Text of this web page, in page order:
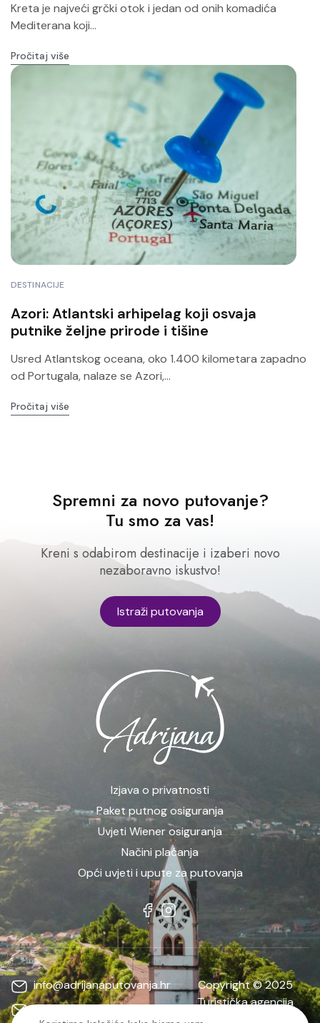
Kreta je najveći grčki otok i jedan od onih komadića
Mediterana koji...
Pročitaj više
DESTINACIJE
Azori: Atlantski arhipelag koji osvaja
putnike željne prirode i tišine
Usred Atlantskog oceana, oko 1.400 kilometara zapadno
od Portugala, nalaze se Azori,...
Pročitaj više
Spremni za novo putovanje?
Tu smo za vas!
Kreni s odabirom destinacije i izaberi novo
nezaboravno iskustvo!
Istraži putovanja
Izjava o privatnosti
Paket putnog osiguranja
Uvjeti Wiener osiguranja
Načini plaćanja
Opći uvjeti i upute za putovanja
info@adrijanaputovanja.hr
d.matkovic@adrijanaputovanja.hr
Copyright © 2025
Turistička agencija
ADRIJANA | Sva prava